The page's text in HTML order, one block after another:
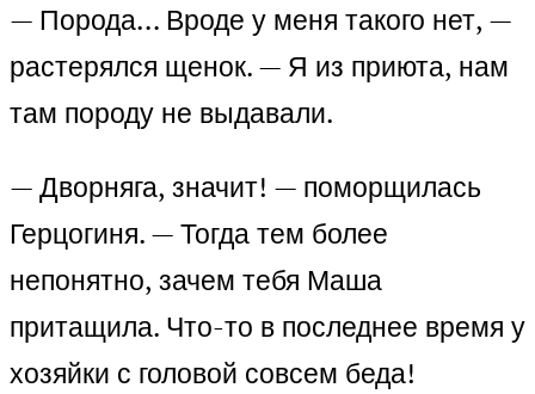
— Порода… Вроде у меня такого нет, —
растерялся щенок. — Я из приюта, нам
там породу не выдавали.
— Дворняга, значит! — поморщилась
Герцогиня. — Тогда тем более
непонятно, зачем тебя Маша
притащила. Что-то в последнее время у
хозяйки с головой совсем беда!